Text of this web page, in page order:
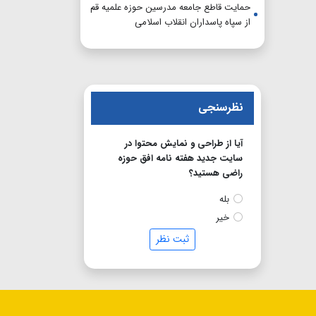
حمایت قاطع جامعه مدرسین حوزه علمیه قم
از سپاه پاسداران انقلاب اسلامی
نظرسنجی
آیا از طراحی و نمایش محتوا در
سایت جدید هفته نامه افق حوزه
راضی هستید؟
بله
خیر
ثبت نظر